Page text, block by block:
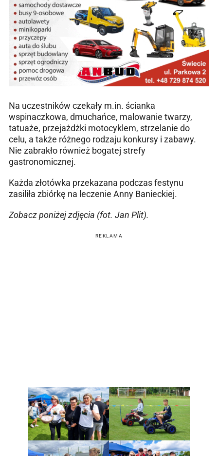
Na uczestników czekały m.in. ścianka
wspinaczkowa, dmuchańce, malowanie twarzy,
tatuaże, przejażdżki motocyklem, strzelanie do
celu, a także różnego rodzaju konkursy i zabawy.
Nie zabrakło również bogatej strefy
gastronomicznej.
Każda złotówka przekazana podczas festynu
zasiliła zbiórkę na leczenie Anny Banieckiej.
Zobacz poniżej zdjęcia (fot. Jan Plit).
REKLAMA